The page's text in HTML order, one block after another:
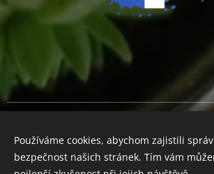
Měna
CZK Kč
EUR €
Používáme cookies, abychom zajistili
bezpečnost našich stránek. Tím vám